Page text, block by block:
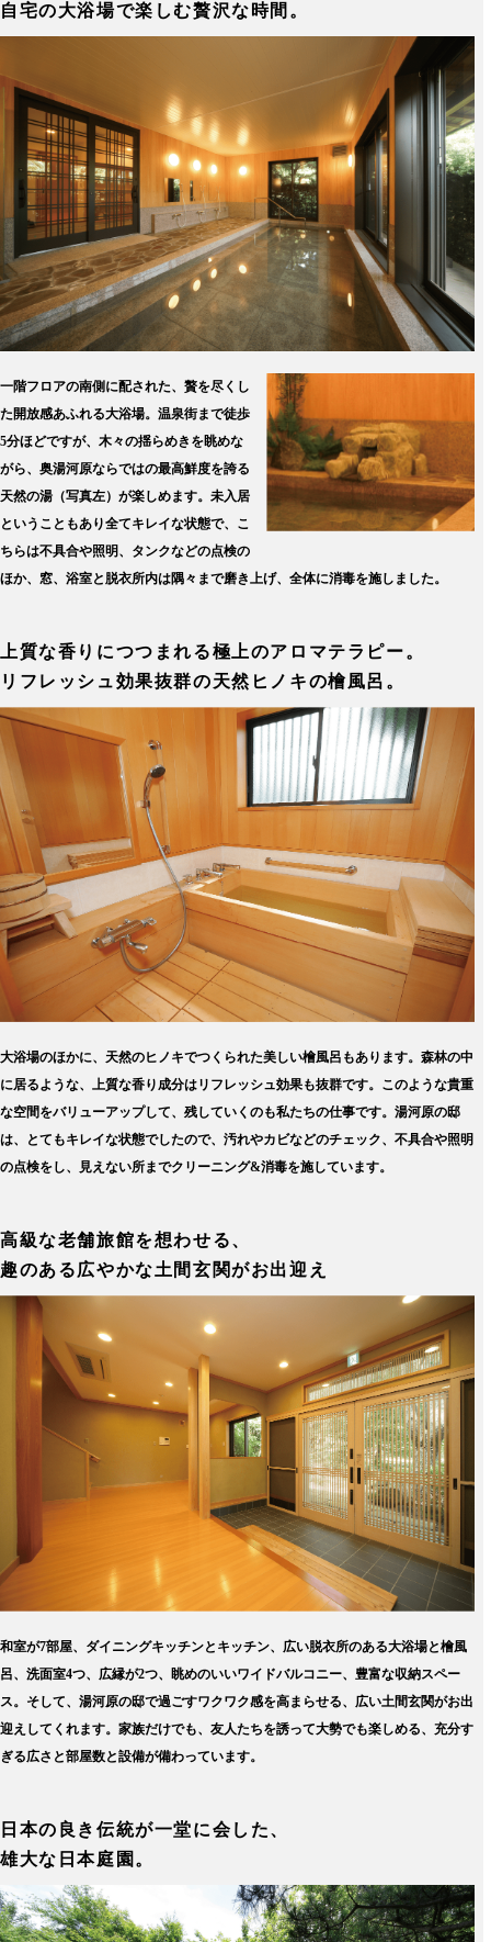
自宅の大浴場で楽しむ贅沢な時間。
一階フロアの南側に配された、贅を尽くし
た開放感あふれる大浴場。温泉街まで徒歩
5分ほどですが、木々の揺らめきを眺めな
がら、奥湯河原ならではの最高鮮度を誇る
天然の湯（写真左）が楽しめます。未入居
ということもあり全てキレイな状態で、こ
ちらは不具合や照明、タンクなどの点検の
ほか、窓、浴室と脱衣所内は隅々まで磨き上げ、全体に消毒を施しました。
上質な香りにつつまれる極上のアロマテラピー。
リフレッシュ効果抜群の天然ヒノキの檜風呂。
大浴場のほかに、天然のヒノキでつくられた美しい檜風呂もあります。森林の中
に居るような、上質な香り成分はリフレッシュ効果も抜群です。このような貴重
な空間をバリューアップして、残していくのも私たちの仕事です。湯河原の邸
は、とてもキレイな状態でしたので、汚れやカビなどのチェック、不具合や照明
の点検をし、見えない所までクリーニング&消毒を施しています。
高級な老舗旅館を想わせる、
趣のある広やかな土間玄関がお出迎え
和室が7部屋、ダイニングキッチンとキッチン、広い脱衣所のある大浴場と檜風
呂、洗面室4つ、広縁が2つ、眺めのいいワイドバルコニー、豊富な収納スペー
ス。そして、湯河原の邸で過ごすワクワク感を高まらせる、広い土間玄関がお出
迎えしてくれます。家族だけでも、友人たちを誘って大勢でも楽しめる、充分す
ぎる広さと部屋数と設備が備わっています。
日本の良き伝統が一堂に会した、
雄大な日本庭園。